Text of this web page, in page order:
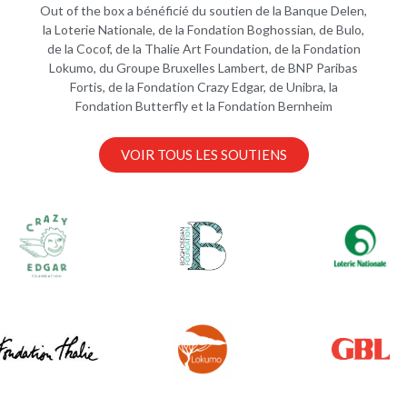
Out of the box a bénéficié du soutien de la Banque Delen,
la Loterie Nationale, de la Fondation Boghossian, de Bulo,
de la Cocof, de la Thalie Art Foundation, de la Fondation
Lokumo, du Groupe Bruxelles Lambert, de BNP Paribas
Fortis, de la Fondation Crazy Edgar, de Unibra, la
Fondation Butterfly et la Fondation Bernheim
VOIR TOUS LES SOUTIENS